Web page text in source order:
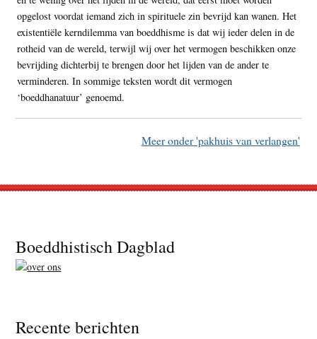
opgelost voordat iemand zich in spirituele zin bevrijd kan wanen. Het
existentiële kerndilemma van boeddhisme is dat wij ieder delen in de
rotheid van de wereld, terwijl wij over het vermogen beschikken onze
bevrijding dichterbij te brengen door het lijden van de ander te
verminderen. In sommige teksten wordt dit vermogen
‘boeddhanatuur’ genoemd.
Meer onder 'pakhuis van verlangen'
Footer
Boeddhistisch Dagblad
Recente berichten